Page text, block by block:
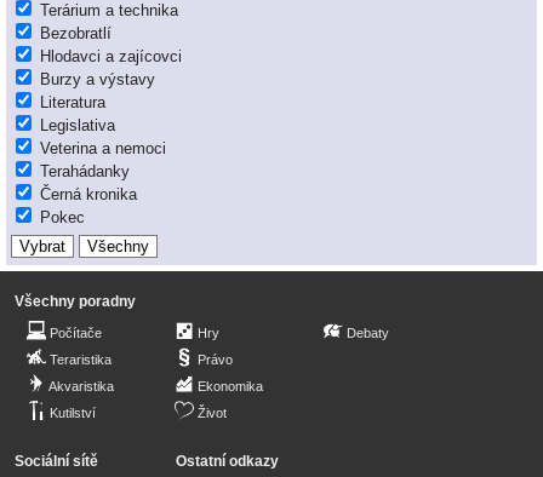
Terárium a technika
Bezobratlí
Hlodavci a zajícovci
Burzy a výstavy
Literatura
Legislativa
Veterina a nemoci
Terahádanky
Černá kronika
Pokec
Všechny poradny
Počítače
Teraristika
Akvaristika
Kutilství
Hry
Právo
Ekonomika
Život
Debaty
Sociální sítě Ostatní odkazy